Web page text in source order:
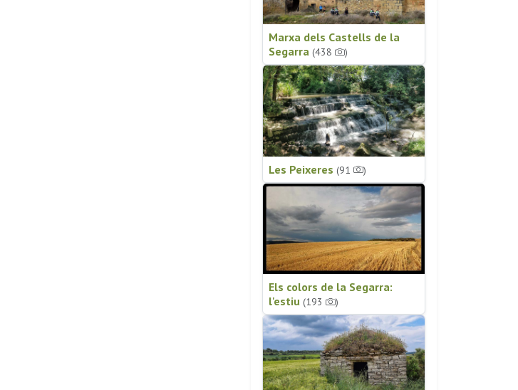
Marxa dels Castells de la
Segarra (438 )
Les Peixeres (91 )
Els colors de la Segarra:
l'estiu (193 )